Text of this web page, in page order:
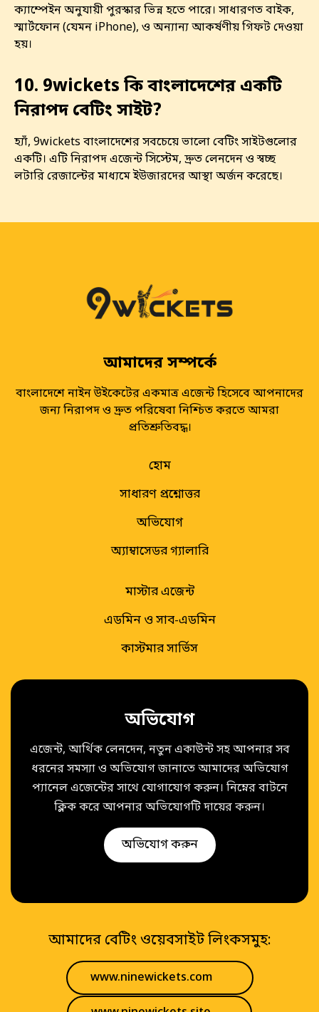
ক্যাম্পেইন অনুযায়ী পুরস্কার ভিন্ন হতে পারে। সাধারণত বাইক,
স্মার্টফোন (যেমন iPhone), ও অন্যান্য আকর্ষণীয় গিফট দেওয়া
হয়।
10. 9wickets কি বাংলাদেশের একটি
নিরাপদ বেটিং সাইট?
হ্যাঁ, 9wickets বাংলাদেশের সবচেয়ে ভালো বেটিং সাইটগুলোর
একটি। এটি নিরাপদ এজেন্ট সিস্টেম, দ্রুত লেনদেন ও স্বচ্ছ
লটারি রেজাল্টের মাধ্যমে ইউজারদের আস্থা অর্জন করেছে।
আমাদের সম্পর্কে
বাংলাদেশে নাইন উইকেটের একমাত্র এজেন্ট হিসেবে আপনাদের
জন্য নিরাপদ ও দ্রুত পরিষেবা নিশ্চিত করতে আমরা
প্রতিশ্রুতিবদ্ধ।
হোম
সাধারণ প্রশ্নোত্তর
অভিযোগ
অ্যাম্বাসেডর গ্যালারি
মাস্টার এজেন্ট
এডমিন ও সাব-এডমিন
কাস্টমার সার্ভিস
অভিযোগ
এজেন্ট, আর্থিক লেনদেন, নতুন একাউন্ট সহ আপনার সব
ধরনের সমস্যা ও অভিযোগ জানাতে আমাদের অভিযোগ
প্যানেল এজেন্টের সাথে যোগাযোগ করুন। নিম্নের বাটনে
ক্লিক করে আপনার অভিযোগটি দায়ের করুন।
অভিযোগ করুন
আমাদের বেটিং ওয়েবসাইট লিংকসমুহ:
www.ninewickets.com